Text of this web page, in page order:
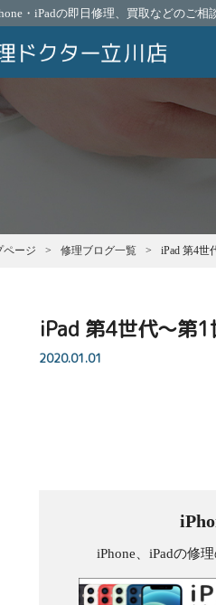
・iPadの即日修理、買取などのご
ページ 修理ブログ一覧 iPad 第4世
iPad 第4世代～第1
2020.01.01
iPhone、iPadの修